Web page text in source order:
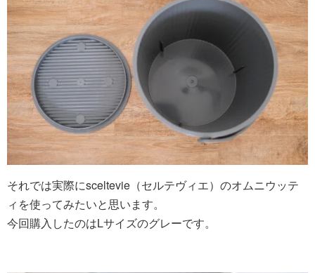
それでは実際にsceltevie（セルテヴィエ）のオムニウッテ
ィを使ってみたいと思います。
今回購入したのはLサイズのグレーです。